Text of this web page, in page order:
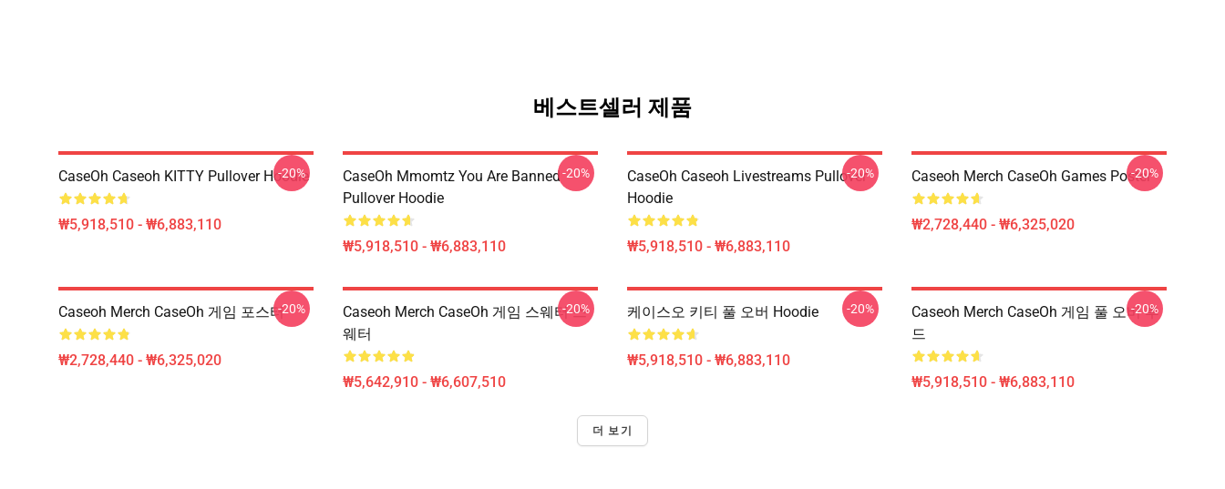
베스트셀러 제품
CaseOh Caseoh KITTY Pullover Hoodie
₩5,918,510 - ₩6,883,110
-20%
CaseOh Mmomtz You Are Banned
Pullover Hoodie
₩5,918,510 - ₩6,883,110
-20%
CaseOh Caseoh Livestreams Pullover
Hoodie
₩5,918,510 - ₩6,883,110
-20% Caseoh Merch CaseOh Games Poster
₩2,728,440 - ₩6,325,020
-20%
Caseoh Merch CaseOh 게임 포스터
₩2,728,440 - ₩6,325,020
-20%
Caseoh Merch CaseOh 게임 스웨터 스
웨터
₩5,642,910 - ₩6,607,510
-20% 케이스오 키티 풀 오버 Hoodie
₩5,918,510 - ₩6,883,110
-20%
Caseoh Merch CaseOh 게임 풀 오버 후
드
₩5,918,510 - ₩6,883,110
-20%
더 보기